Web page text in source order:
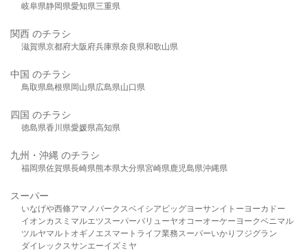
岐阜県静岡県愛知県三重県
関西 のチラシ
滋賀県京都府大阪府兵庫県奈良県和歌山県
中国 のチラシ
鳥取県島根県岡山県広島県山口県
四国 のチラシ
徳島県香川県愛媛県高知県
九州・沖縄 のチラシ
福岡県佐賀県長崎県熊本県大分県宮崎県鹿児島県沖縄県
スーパー
いなげや西條アマノパークスベイシア ビッグヨーサンイトーヨーカドー
イオンカスミ マルエツスーパーバリューヤオコーオーケー ヨークベニマル
ツルヤマルト オギノ エスマート ライフ業務スーパーいかり フジグラン
ダイレックスサンエーイズミヤ